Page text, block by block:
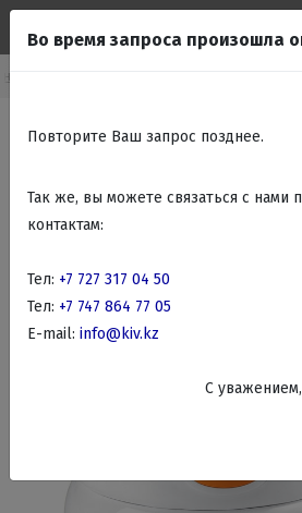
Во время запроса произошла
Повторите Ваш запрос позднее.
Так же, вы можете связаться с нами
контактам:
Тел: +7 727 317 04 50
Тел: +7 747 864 77 05
E-mail: info@kiv.kz
C